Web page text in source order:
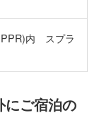
内 スプラ
にご宿泊の